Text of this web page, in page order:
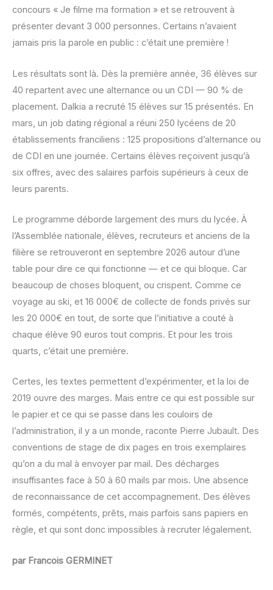
concours « Je filme ma formation » et se retrouvent à
présenter devant 3 000 personnes. Certains n’avaient
jamais pris la parole en public : c’était une première !
Les résultats sont là. Dès la première année, 36 élèves sur
40 repartent avec une alternance ou un CDI — 90 % de
placement. Dalkia a recruté 15 élèves sur 15 présentés. En
mars, un job dating régional a réuni 250 lycéens de 20
établissements franciliens : 125 propositions d’alternance ou
de CDI en une journée. Certains élèves reçoivent jusqu’à
six offres, avec des salaires parfois supérieurs à ceux de
leurs parents.
Le programme déborde largement des murs du lycée. À
l’Assemblée nationale, élèves, recruteurs et anciens de la
filière se retrouveront en septembre 2026 autour d’une
table pour dire ce qui fonctionne — et ce qui bloque. Car
beaucoup de choses bloquent, ou crispent. Comme ce
voyage au ski, et 16 000€ de collecte de fonds privés sur
les 20 000€ en tout, de sorte que l’initiative a couté à
chaque élève 90 euros tout compris. Et pour les trois
quarts, c’était une première.
Certes, les textes permettent d’expérimenter, et la loi de
2019 ouvre des marges. Mais entre ce qui est possible sur
le papier et ce qui se passe dans les couloirs de
l’administration, il y a un monde, raconte Pierre Jubault. Des
conventions de stage de dix pages en trois exemplaires
qu’on a du mal à envoyer par mail. Des décharges
insuffisantes face à 50 à 60 mails par mois. Une absence
de reconnaissance de cet accompagnement. Des élèves
formés, compétents, prêts, mais parfois sans papiers en
règle, et qui sont donc impossibles à recruter légalement.
par Francois GERMINET